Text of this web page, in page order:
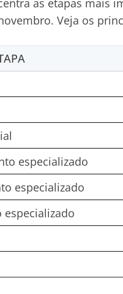
Veja os
especializado
especializado
especializado